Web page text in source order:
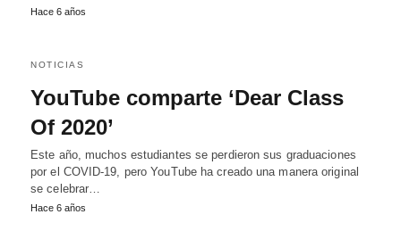
Hace 6 años
NOTICIAS
YouTube comparte ‘Dear Class
Of 2020’
Este año, muchos estudiantes se perdieron sus graduaciones
por el COVID-19, pero YouTube ha creado una manera original
se celebrar…
Hace 6 años